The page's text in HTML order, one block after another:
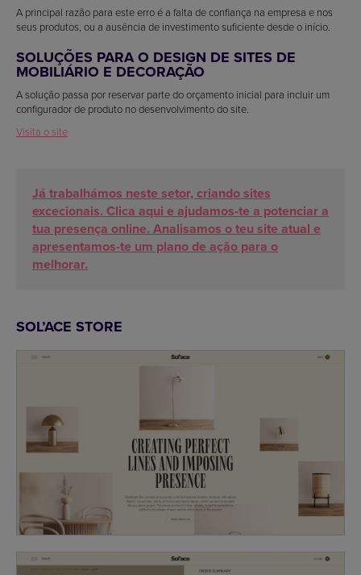
A principal razão para este erro é a falta de confiança na empresa e nos
seus produtos, ou a ausência de investimento suficiente desde o início.
SOLUÇÕES PARA O DESIGN DE SITES DE
MOBILIÁRIO E DECORAÇÃO
A solução passa por reservar parte do orçamento inicial para incluir um
configurador de produto no desenvolvimento do site.
Visita o site
Já trabalhámos neste setor, criando sites
excecionais. Clica aqui e ajudamos-te a potenciar a
tua presença online. Analisamos o teu site atual e
apresentamos-te um plano de ação para o
melhorar.
SOL’ACE STORE